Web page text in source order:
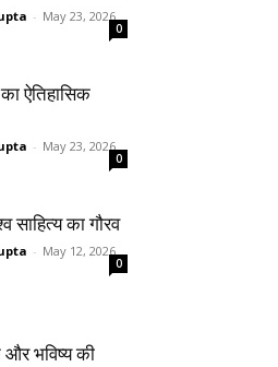
- May 23, 2026
0
ऐतिहासिक
- May 23, 2026
0
साहित्य का गौरव
- May 12, 2026
0
और भविष्य की